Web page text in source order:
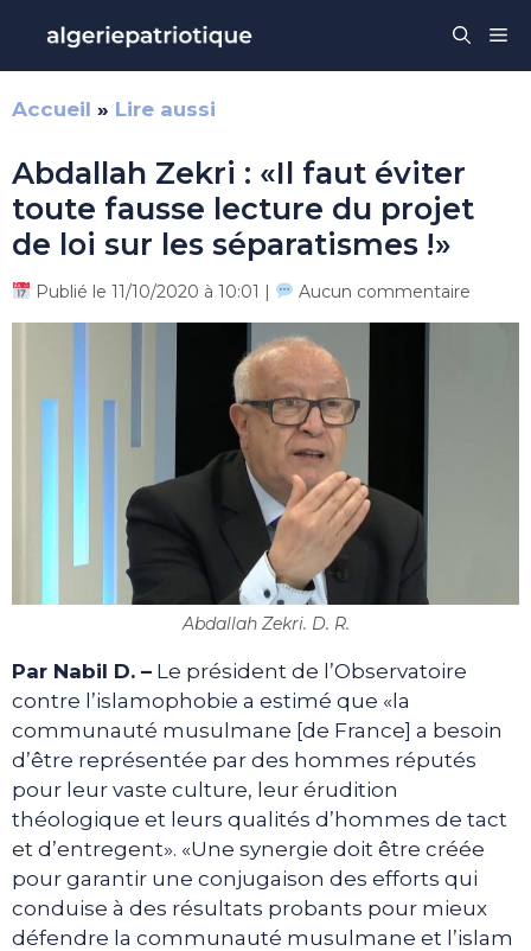
contenu
Accueil » Lire aussi
Abdallah Zekri : «Il faut éviter
toute fausse lecture du projet
de loi sur les séparatismes !»
Publié le 11/10/2020 à 10:01 | Aucun commentaire
Abdallah Zekri. D. R.
Par Nabil D. – Le président de l’Observatoire
contre l’islamophobie a estimé que «la
communauté musulmane [de France] a besoin
d’être représentée par des hommes réputés
pour leur vaste culture, leur érudition
théologique et leurs qualités d’hommes de tact
et d’entregent». «Une synergie doit être créée
pour garantir une conjugaison des efforts qui
conduise à des résultats probants pour mieux
défendre la communauté musulmane et l’islam